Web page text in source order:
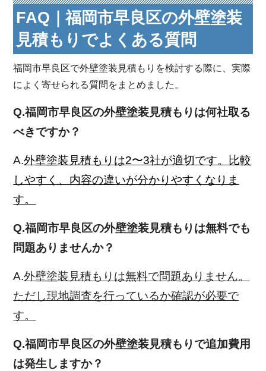
FAQ｜福岡市早良区の外壁塗装
見積もりでよくある質問
福岡市早良区で外壁塗装見積もりを検討する際に、実際
によく寄せられる質問をまとめました。
Q.福岡市早良区の外壁塗装見積もりは何社取る
べきですか？
A.外壁塗装見積もりは2〜3社が適切です。比較
しやすく、内容の違いが分かりやすくなりま
す。
Q.福岡市早良区の外壁塗装見積もりは無料でも
問題ありませんか？
A.外壁塗装見積もりは無料で問題ありません。
ただし現地調査を行っているか確認が必要で
す。
Q.福岡市早良区の外壁塗装見積もりで追加費用
は発生しますか？